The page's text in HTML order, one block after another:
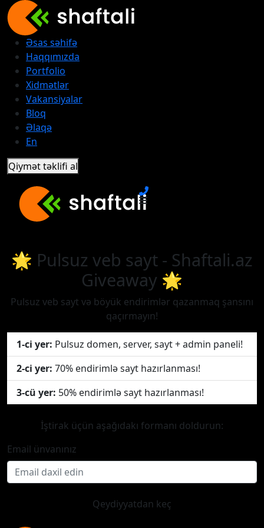
Əsas səhifə
Haqqımızda
Portfolio
Xidmətlər
Vakansiyalar
Bloq
Əlaqə
En
Qiymət təklifi al
🌟 Pulsuz veb sayt - Shaftali.az
Giveaway 🌟
Pulsuz veb sayt və böyük endirimlər qazanmaq şansını
qaçırmayın!
1-ci yer: Pulsuz domen, server, sayt + admin paneli!
2-ci yer: 70% endirimlə sayt hazırlanması!
3-cü yer: 50% endirimlə sayt hazırlanması!
İştirak üçün aşağıdakı formanı doldurun:
Email ünvanınız
Qeydiyyatdan keç